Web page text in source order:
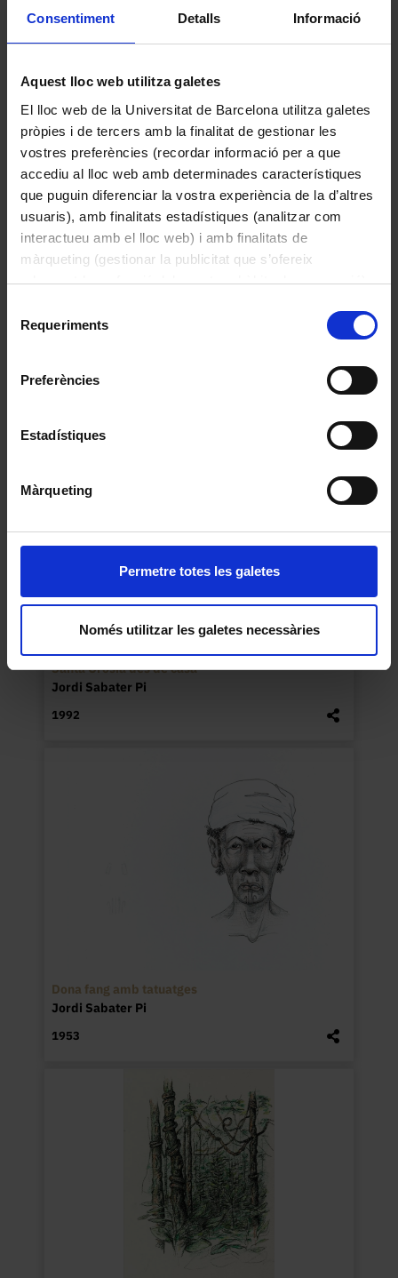
Consentiment Detalls Informació
Aquest lloc web utilitza galetes
El lloc web de la Universitat de Barcelona utilitza galetes
pròpies i de tercers amb la finalitat de gestionar les
vostres preferències (recordar informació per a que
accediu al lloc web amb determinades característiques
que puguin diferenciar la vostra experiència de la d’altres
usuaris), amb finalitats estadístiques (analitzar com
interactueu amb el lloc web) i amb finalitats de
màrqueting (gestionar la publicitat que s’ofereix
adequant-la en funció dels vostres hàbits de navegació).
consultar laPolítica de galetes del lloc web de la
Requeriments
Preferències
Estadístiques
Màrqueting
Permetre totes les galetes
Només utilitzar les galetes necessàries
Anayet cara N.
Jordi Sabater Pi
Santa Orosia des de casa
Jordi Sabater Pi
1992
Dona fang amb tatuatges
Jordi Sabater Pi
1953